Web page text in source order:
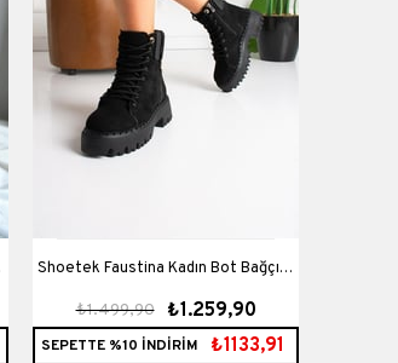
Shoetek Faustina Kadın Bot Bağçıklı
Siyah Süet
₺1.259,90
₺1.499,90
SEPETTE %10 İNDİRİM ₺1133,91